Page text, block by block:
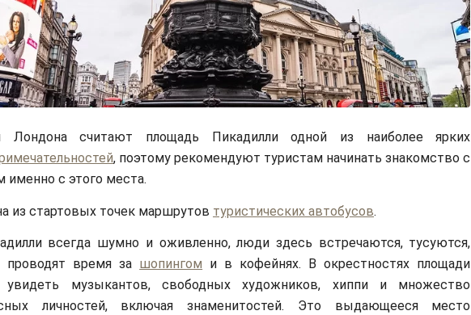
Лондона считают площадь Пикадилли одной из наиболее ярких
, поэтому рекомендуют туристам начинать знакомство с
именно с этого места.
из стартовых точек маршрутов туристических автобусов.
всегда шумно и оживленно, люди здесь встречаются, тусуются,
проводят время за шопингом и в кофейнях. В окрестностях площади
музыкантов, свободных художников, хиппи и множество
личностей, включая знаменитостей. Это выдающееся место